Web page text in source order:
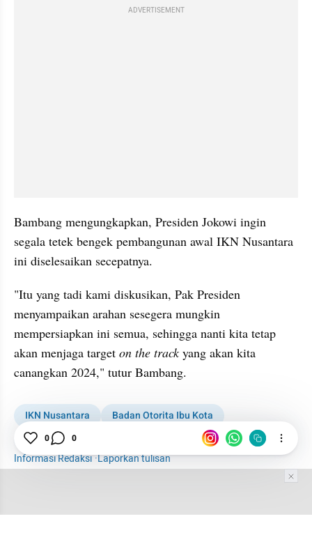
ADVERTISEMENT
Bambang mengungkapkan, Presiden Jokowi ingin
segala tetek bengek pembangunan awal IKN Nusantara
ini diselesaikan secepatnya.
"Itu yang tadi kami diskusikan, Pak Presiden
menyampaikan arahan sesegera mungkin
mempersiapkan ini semua, sehingga nanti kita tetap
akan menjaga target on the track yang akan kita
canangkan 2024," tutur Bambang.
IKN Nusantara
Badan Otorita Ibu Kota
Infrastruktur
Informasi Redaksi·Laporkan tulisan
0 0